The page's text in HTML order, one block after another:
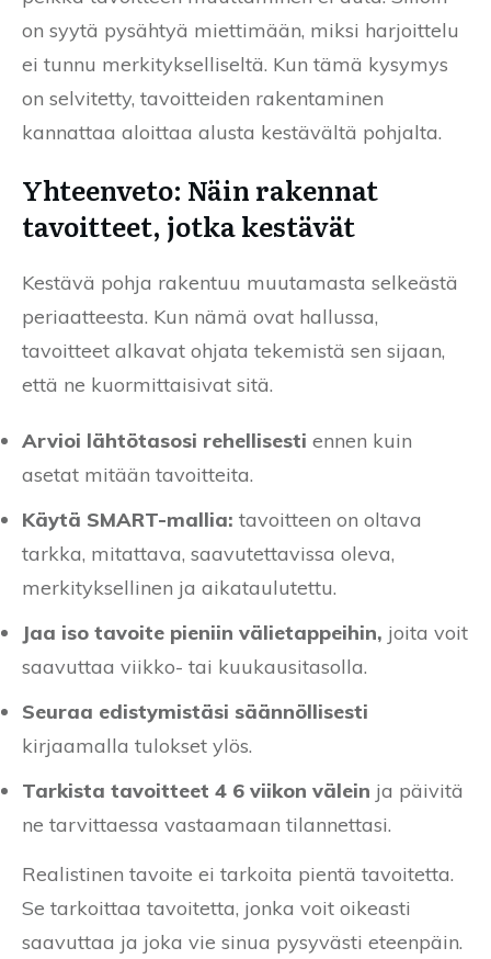
on syytä pysähtyä miettimään, miksi harjoittelu
ei tunnu merkitykselliseltä. Kun tämä kysymys
on selvitetty, tavoitteiden rakentaminen
kannattaa aloittaa alusta kestävältä pohjalta.
Yhteenveto: Näin rakennat
tavoitteet, jotka kestävät
Kestävä pohja rakentuu muutamasta selkeästä
periaatteesta. Kun nämä ovat hallussa,
tavoitteet alkavat ohjata tekemistä sen sijaan,
että ne kuormittaisivat sitä.
Arvioi lähtötasosi rehellisesti ennen kuin
asetat mitään tavoitteita.
Käytä SMART-mallia: tavoitteen on oltava
tarkka, mitattava, saavutettavissa oleva,
merkityksellinen ja aikataulutettu.
Jaa iso tavoite pieniin välietappeihin, joita voit
saavuttaa viikko- tai kuukausitasolla.
Seuraa edistymistäsi säännöllisesti
kirjaamalla tulokset ylös.
Tarkista tavoitteet 4 6 viikon välein ja päivitä
ne tarvittaessa vastaamaan tilannettasi.
Realistinen tavoite ei tarkoita pientä tavoitetta.
Se tarkoittaa tavoitetta, jonka voit oikeasti
saavuttaa ja joka vie sinua pysyvästi eteenpäin.